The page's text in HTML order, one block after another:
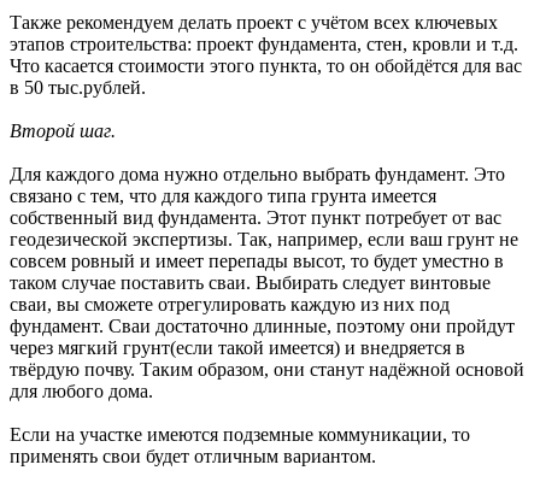
Также рекомендуем делать проект с учётом всех ключевых
этапов строительства: проект фундамента, стен, кровли и т.д.
Что касается стоимости этого пункта, то он обойдётся для вас
в 50 тыс.рублей.
Второй шаг.
Для каждого дома нужно отдельно выбрать фундамент. Это
связано с тем, что для каждого типа грунта имеется
собственный вид фундамента. Этот пункт потребует от вас
геодезической экспертизы. Так, например, если ваш грунт не
совсем ровный и имеет перепады высот, то будет уместно в
таком случае поставить сваи. Выбирать следует винтовые
сваи, вы сможете отрегулировать каждую из них под
фундамент. Сваи достаточно длинные, поэтому они пройдут
через мягкий грунт(если такой имеется) и внедряется в
твёрдую почву. Таким образом, они станут надёжной основой
для любого дома.
Если на участке имеются подземные коммуникации, то
применять свои будет отличным вариантом.